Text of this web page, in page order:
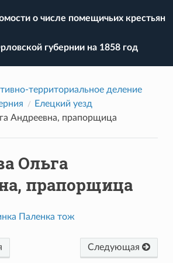
о числе помещичьих крестьян
губернии на 1858 год
территориальное деление
Елецкий уезд
Андреевна, прапорщица
Ольга
прапорщица
Паленка тож
Следующая